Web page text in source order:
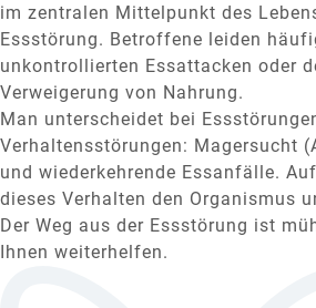
im zentralen Mittelpunkt des
Essstörung. Betroffene leiden
unkontrollierten Essattacken oder
Verweigerung von Nahrung.
Man unterscheidet bei
Verhaltensstörungen: Magersucht
und wiederkehrende Essanfälle.
dieses Verhalten den Organismus
Der Weg aus der Essstörung ist
Ihnen weiterhelfen.